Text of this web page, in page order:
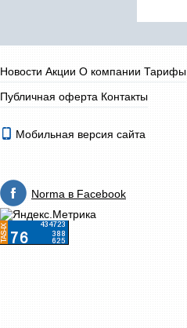
Новости Акции О компании Тарифы
Публичная оферта Контакты
Мобильная версия сайта
Norma в Facebook